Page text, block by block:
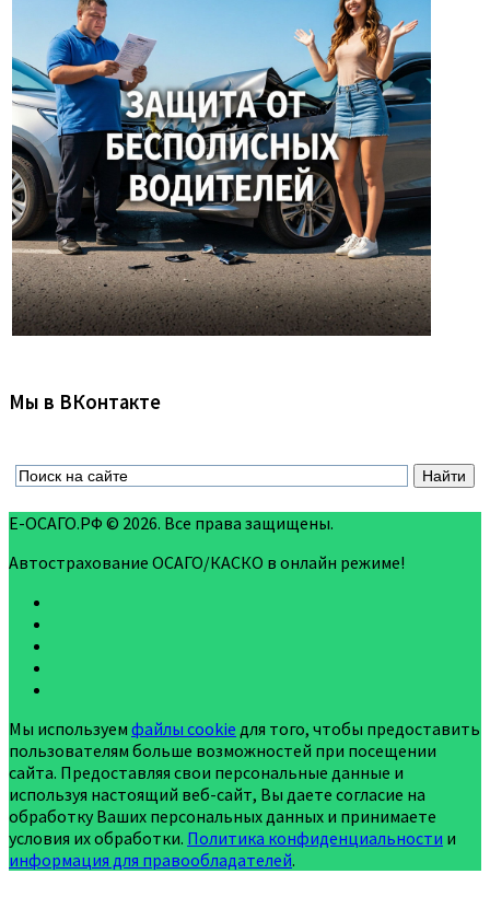
Мы в ВКонтакте
Е-ОСАГО.РФ © 2026. Все права защищены.
Автострахование ОСАГО/КАСКО в онлайн режиме!
Мы используем файлы cookie для того, чтобы предоставить
пользователям больше возможностей при посещении
сайта. Предоставляя свои персональные данные и
используя настоящий веб-сайт, Вы даете согласие на
обработку Ваших персональных данных и принимаете
условия их обработки. Политика конфиденциальности и
информация для правообладателей.